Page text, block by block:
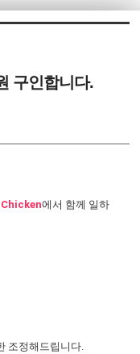
구인합니다.
Chicken에서 함께 일하
조정해드립니다.
5